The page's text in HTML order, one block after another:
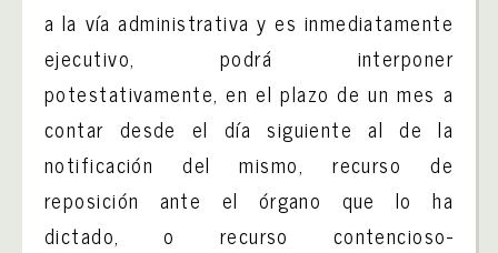
a la vía administrativa y es inmediatamente
ejecutivo, podrá interponer
potestativamente, en el plazo de un mes a
contar desde el día siguiente al de la
notificación del mismo, recurso de
reposición ante el órgano que lo ha
dictado, o recurso contencioso-